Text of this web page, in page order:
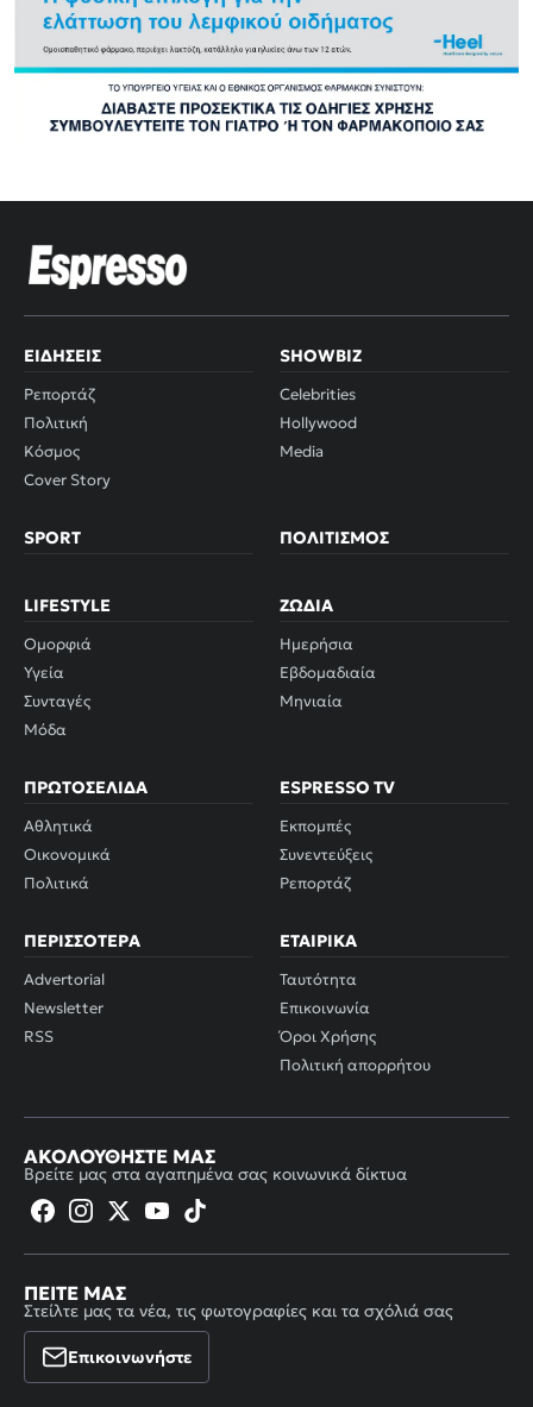
ΕΙΔΉΣΕΙΣ
Ρεπορτάζ
Πολιτική
Κόσμος
Cover Story
SHOWBIZ
Celebrities
Hollywood
Media
SPORT ΠΟΛΙΤΙΣΜΌΣ
LIFESTYLE
Ομορφιά
Υγεία
Συνταγές
Μόδα
ΖΏΔΙΑ
Ημερήσια
Εβδομαδιαία
Μηνιαία
ΠΡΩΤΟΣΈΛΙΔΑ
Αθλητικά
Οικονομικά
Πολιτικά
ESPRESSO TV
Εκπομπές
Συνεντεύξεις
Ρεπορτάζ
ΠΕΡΙΣΣΌΤΕΡΑ
Advertorial
Newsletter
RSS
ΕΤΑΙΡΙΚΆ
Ταυτότητα
Επικοινωνία
Όροι Χρήσης
Πολιτική απορρήτου
ΑΚΟΛΟΥΘΉΣΤΕ ΜΑΣ
Βρείτε μας στα αγαπημένα σας κοινωνικά δίκτυα
ΠΕΊΤΕ ΜΑΣ
Στείλτε μας τα νέα, τις φωτογραφίες και τα σχόλιά σας
Επικοινωνήστε